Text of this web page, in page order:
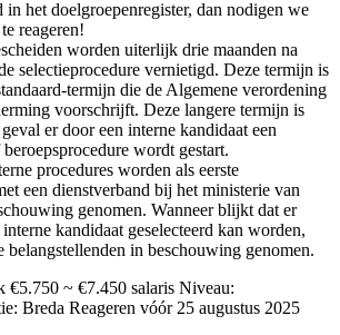
in het doelgroepenregister, dan nodigen we
reageren!
worden uiterlijk drie maanden na
selectieprocedure vernietigd. Deze termijn is
termijn die de Algemene verordening
voorschrijft. Deze langere termijn is
er door een interne kandidaat een
wordt gestart.
procedures worden als eerste
een dienstverband bij het ministerie van
genomen. Wanneer blijkt dat er
kandidaat geselecteerd kan worden,
belangstellenden in beschouwing genomen.
€5.750 ~ €7.450 salaris Niveau:
Breda Reageren vóór 25 augustus 2025